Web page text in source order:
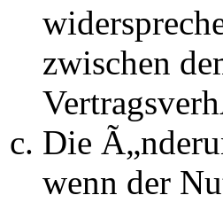
zwischen
Die
wenn der